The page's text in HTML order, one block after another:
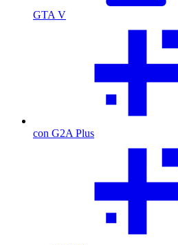
GTA V
con G2A Plus